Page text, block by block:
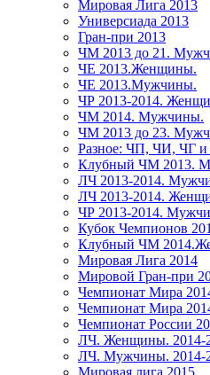
Мировая Лига 2013
Универсиада 2013
Гран-при 2013
ЧМ 2013 до 21.
ЧЕ 2013.Женщины.
ЧЕ 2013.Мужчины.
ЧР 2013-2014.
ЧМ 2014. Мужчины.
ЧМ 2013 до 23.
Разное: ЧП, ЧИ, ЧГ и
Клубный ЧМ 2013.
ЛЧ 2013-2014.
ЛЧ 2013-2014.
ЧР 2013-2014.
Кубок Чемпионов
Клубный ЧМ
Мировая Лига 2014
Мировой Гран-при
Чемпионат Мира
Чемпионат Мира
Чемпионат России
ЛЧ. Женщины. 2014-
ЛЧ. Мужчины. 2014-
Мировая лига 2015